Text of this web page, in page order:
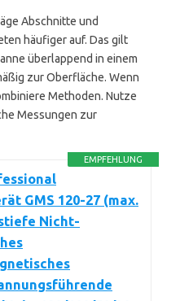
Abschnitte und
häufiger auf. Das gilt
überlappend in einem
zur Oberfläche. Wenn
Methoden. Nutze
Messungen zur
EMPFEHLUNG
GMS 120-27 (max.
Nicht-